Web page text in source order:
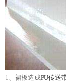
1、裙板造成PU传送